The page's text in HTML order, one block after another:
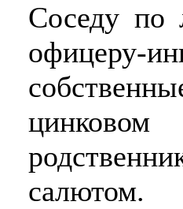
Соседу по
салютом.